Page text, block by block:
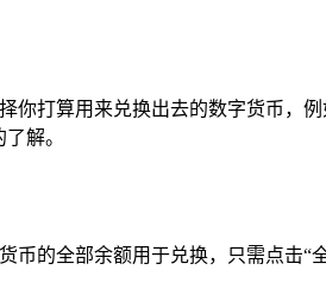
打算用来兑换出去的数字货币，
解。
的全部余额用于兑换，只需点击“